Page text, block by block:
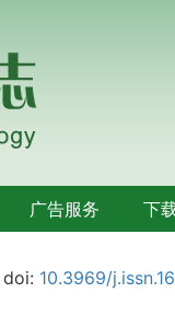
广告服务 下
doi: 10.3969/